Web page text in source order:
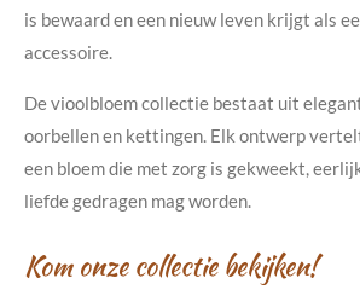
is bewaard en een nieuw leven krijgt als
accessoire.
De vioolbloem collectie bestaat uit
oorbellen en kettingen. Elk ontwerp
een bloem die met zorg is gekweekt,
liefde gedragen mag worden.
Kom onze collectie bekijken!